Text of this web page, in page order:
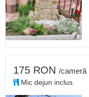
175 RON /cameră
Mic dejun inclus